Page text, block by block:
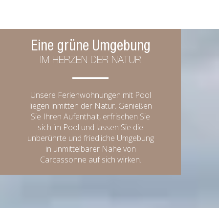
Eine grüne Umgebung
IM HERZEN DER NATUR
Unsere Ferienwohnungen mit Pool
liegen inmitten der Natur. Genießen
Sie Ihren Aufenthalt, erfrischen Sie
sich im Pool und lassen Sie die
unberührte und friedliche Umgebung
in unmittelbarer Nähe von
Carcassonne auf sich wirken.